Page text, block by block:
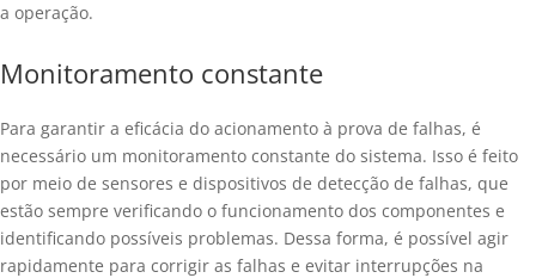
a operação.
Monitoramento constante
Para garantir a eficácia do acionamento à prova de falhas, é
necessário um monitoramento constante do sistema. Isso é feito
por meio de sensores e dispositivos de detecção de falhas, que
estão sempre verificando o funcionamento dos componentes e
identificando possíveis problemas. Dessa forma, é possível agir
rapidamente para corrigir as falhas e evitar interrupções na